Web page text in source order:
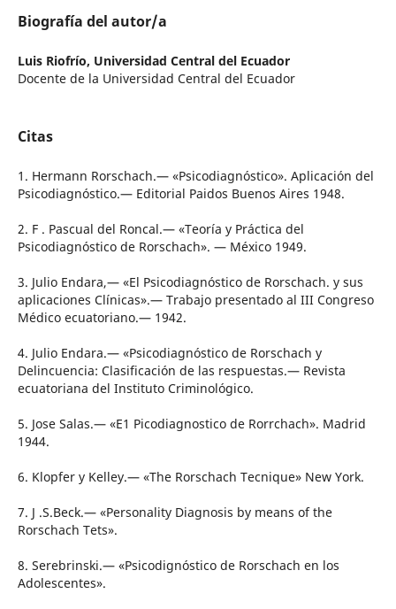
Biografía del autor/a
Luis Riofrío, Universidad Central del Ecuador
Docente de la Universidad Central del Ecuador
Citas
1. Hermann Rorschach.— «Psicodiagnóstico». Aplicación del
Psicodiagnóstico.— Editorial Paidos Buenos Aires 1948.
2. F . Pascual del Roncal.— «Teoría y Práctica del
Psicodiagnóstico de Rorschach». — México 1949.
3. Julio Endara,— «El Psicodiagnóstico de Rorschach. y sus
aplicaciones Clínicas».— Trabajo presentado al III Congreso
Médico ecuatoriano.— 1942.
4. Julio Endara.— «Psicodiagnóstico de Rorschach y
Delincuencia: Clasificación de las respuestas.— Revista
ecuatoriana del Instituto Criminológico.
5. Jose Salas.— «E1 Picodiagnostico de Rorrchach». Madrid
1944.
6. Klopfer y Kelley.— «The Rorschach Tecnique» New York.
7. J .S.Beck.— «Personality Diagnosis by means of the
Rorschach Tets».
8. Serebrinski.— «Psicodignóstico de Rorschach en los
Adolescentes».